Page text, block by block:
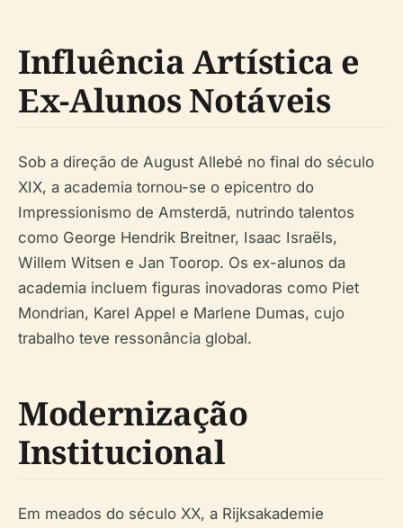
Influência Artística e
Ex-Alunos Notáveis
Sob a direção de August Allebé no final do século
XIX, a academia tornou-se o epicentro do
Impressionismo de Amsterdã, nutrindo talentos
como George Hendrik Breitner, Isaac Israëls,
Willem Witsen e Jan Toorop. Os ex-alunos da
academia incluem figuras inovadoras como Piet
Mondrian, Karel Appel e Marlene Dumas, cujo
trabalho teve ressonância global.
Modernização
Institucional
Em meados do século XX, a Rijksakademie